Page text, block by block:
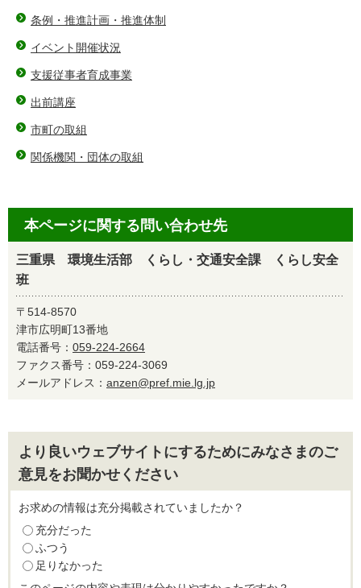
条例・推進計画・推進体制
イベント開催状況
支援従事者育成事業
出前講座
市町の取組
関係機関・団体の取組
本ページに関する問い合わせ先
三重県 環境生活部 くらし・交通安全課 くらし安全
班
〒514-8570
津市広明町13番地
電話番号： 059-224-2664
ファクス番号：059-224-3069
メールアドレス： anzen@pref.mie.lg.jp
より良いウェブサイトにするためにみなさまのご
意見をお聞かせください
お求めの情報は充分掲載されていましたか？
充分だった
ふつう
足りなかった